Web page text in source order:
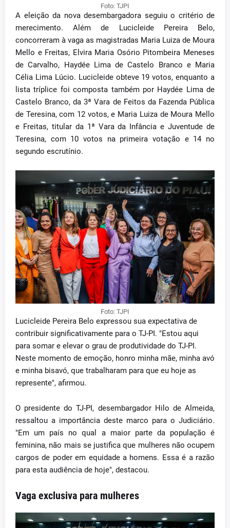
Foto: TJPI
A eleição da nova desembargadora seguiu o critério de
merecimento. Além de Lucicleide Pereira Belo,
concorreram à vaga as magistradas Maria Luiza de Moura
Mello e Freitas, Elvira Maria Osório Pitombeira Meneses
de Carvalho, Haydée Lima de Castelo Branco e Maria
Célia Lima Lúcio. Lucicleide obteve 19 votos, enquanto a
lista tríplice foi composta também por Haydée Lima de
Castelo Branco, da 3ª Vara de Feitos da Fazenda Pública
de Teresina, com 12 votos, e Maria Luiza de Moura Mello
e Freitas, titular da 1ª Vara da Infância e Juventude de
Teresina, com 10 votos na primeira votação e 14 no
segundo escrutínio.
Foto: TJPI
Lucicleide Pereira Belo expressou sua expectativa de
contribuir significativamente para o TJ-PI. "Estou aqui
para somar e elevar o grau de produtividade do TJ-PI.
Neste momento de emoção, honro minha mãe, minha avó
e minha bisavó, que trabalharam para que eu hoje as
represente", afirmou.
O presidente do TJ-PI, desembargador Hilo de Almeida,
ressaltou a importância deste marco para o Judiciário.
"Em um país no qual a maior parte da população é
feminina, não mais se justifica que mulheres não ocupem
cargos de poder em equidade a homens. Essa é a razão
para esta audiência de hoje", destacou.
Vaga exclusiva para mulheres